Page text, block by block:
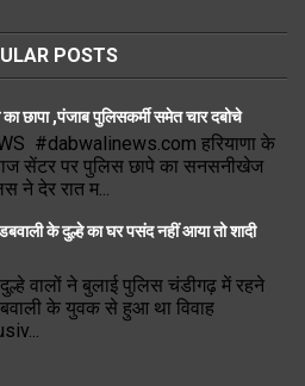
POSTS
छापा ,पंजाब पुलिसकर्मी समेत चार दबोचे
#dabwalinews.com हरियाणा के
सेंटर पर पुलिस छापे का सनसनीखेज
ने देर रात म...
के दुल्हे का घर पसंद नहीं आया तो शादी
वालों ने बुलाई पुलिस चंडीगढ़ में रहने
के युवक से हुआ था विवाह